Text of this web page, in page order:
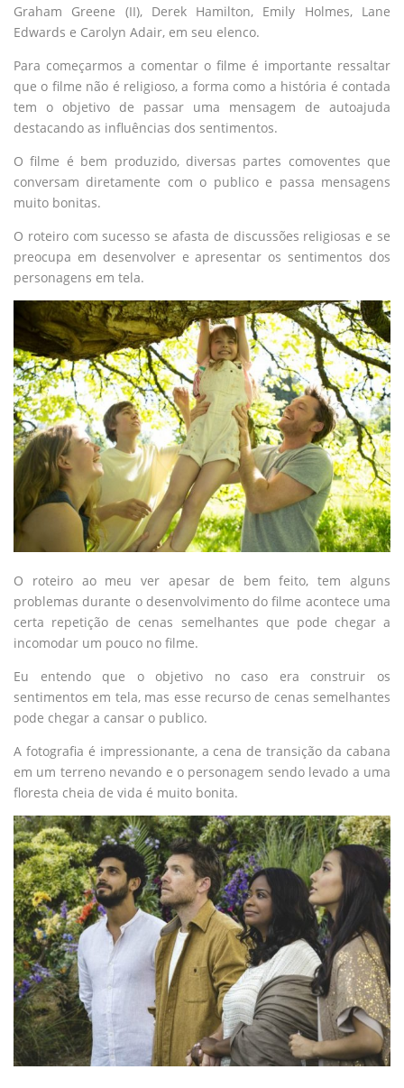
Graham Greene (II), Derek Hamilton, Emily Holmes, Lane
Edwards e Carolyn Adair, em seu elenco.
Para começarmos a comentar o filme é importante ressaltar
que o filme não é religioso, a forma como a história é contada
tem o objetivo de passar uma mensagem de autoajuda
destacando as influências dos sentimentos.
O filme é bem produzido, diversas partes comoventes que
conversam diretamente com o publico e passa mensagens
muito bonitas.
O roteiro com sucesso se afasta de discussões religiosas e se
preocupa em desenvolver e apresentar os sentimentos dos
personagens em tela.
O roteiro ao meu ver apesar de bem feito, tem alguns
problemas durante o desenvolvimento do filme acontece uma
certa repetição de cenas semelhantes que pode chegar a
incomodar um pouco no filme.
Eu entendo que o objetivo no caso era construir os
sentimentos em tela, mas esse recurso de cenas semelhantes
pode chegar a cansar o publico.
A fotografia é impressionante, a cena de transição da cabana
em um terreno nevando e o personagem sendo levado a uma
floresta cheia de vida é muito bonita.